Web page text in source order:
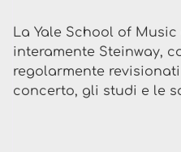
La Yale School of
interamente Steinway,
regolarmente
concerto, gli studi e le